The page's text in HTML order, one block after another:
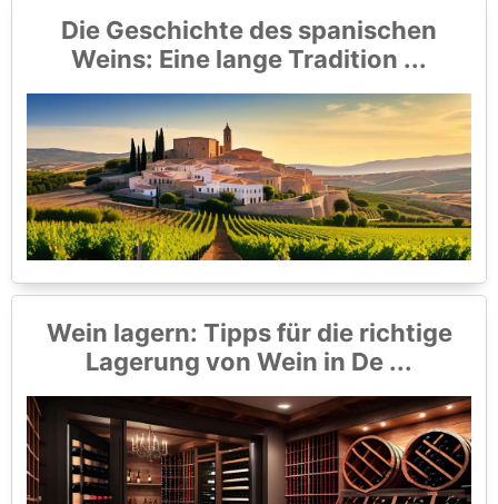
Die Geschichte des spanischen
Weins: Eine lange Tradition ...
Wein lagern: Tipps für die richtige
Lagerung von Wein in De ...